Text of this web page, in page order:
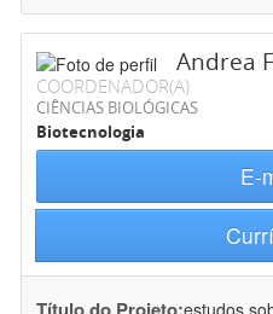
Andrea
COORDENADOR(A)
CIÊNCIAS BIOLÓGICAS
Biotecnologia
E-